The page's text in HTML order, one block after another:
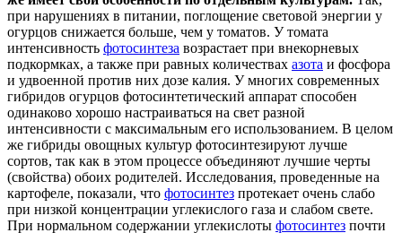
при нарушениях в питании, поглощение световой энергии у
огурцов снижается больше, чем у томатов. У томата
интенсивность фотосинтеза возрастает при внекорневых
подкормках, а также при равных количествах азота и фосфора
и удвоенной против них дозе калия. У многих современных
гибридов огурцов фотосинтетический аппарат способен
одинаково хорошо настраиваться на свет разной
интенсивности с максимальным его использованием. В целом
же гибриды овощных культур фотосинтезируют лучше
сортов, так как в этом процессе объединяют лучшие черты
(свойства) обоих родителей. Исследования, проведенные на
картофеле, показали, что фотосинтез протекает очень слабо
при низкой концентрации углекислого газа и слабом свете.
При нормальном содержании углекислоты фотосинтез почти